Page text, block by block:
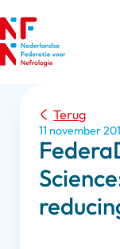
Terug
11 november